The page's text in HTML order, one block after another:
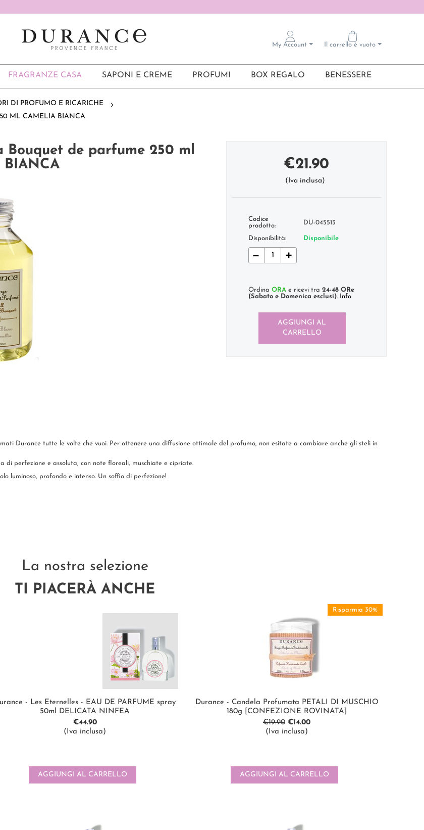
Il carrello è vuoto
My Account
FRAGRANZE CASA SAPONI E CREME PROFUMI BOX REGALO BENESSERE
DI PROFUMO E RICARICHE
ML CAMELIA BIANCA
Bouquet de parfume 250 ml
BIANCA
€21.90
(Iva inclusa)
Codice
prodotto:
DU-045513
Disponibilità: Disponibile
+
−
Ordina ORA e ricevi tra 24-48 ORe
(Sabato e Domenica esclusi). Info
AGGIUNGI AL
CARRELLO
Durance tutte le volte che vuoi. Per ottenere una diffusione ottimale del profumo, non esitate a cambiare anche gli steli in
di perfezione e assoluta, con note floreali, muschiate e cipriate.
luminoso, profondo e intenso. Un soffio di perfezione!
La nostra selezione
TI PIACERÀ ANCHE
- Les Eternelles - EAU DE PARFUME spray
50ml DELICATA NINFEA
€44.90
(Iva inclusa)
AGGIUNGI AL CARRELLO
Risparmia 30%
Durance - Candela Profumata PETALI DI MUSCHIO
180g [CONFEZIONE ROVINATA]
€19.90 €14.00
(Iva inclusa)
AGGIUNGI AL CARRELLO